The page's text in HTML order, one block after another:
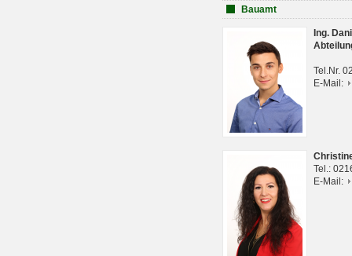
Bauamt
Ing.
Tel.Nr.
E-Mail:
Tel.:
E-Mail: